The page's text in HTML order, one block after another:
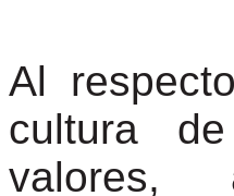
Al
cultura
valores,